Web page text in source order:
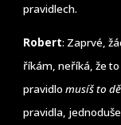
pravidlech.
Robert: Zaprvé,
říkám, neříká, že
pravidlomusíš to
pravidla,